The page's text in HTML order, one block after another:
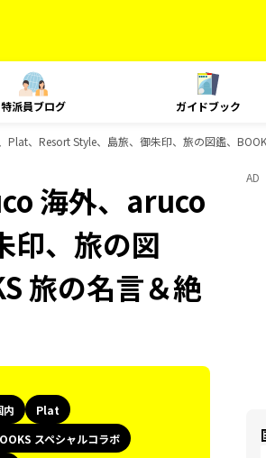
特派員ブログ ガイドブック
、Resort Style、島旅、御朱印、旅の図鑑、
海外、aruco
、旅の図
旅の名言＆絶
Plat
スペシャルコラボ
AD